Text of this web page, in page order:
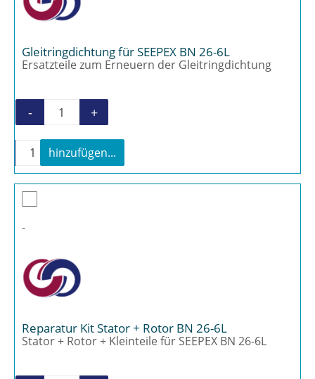
Gleitringdichtung für SEEPEX BN 26-6L
Ersatzteile zum Erneuern der Gleitringdichtung
Gleitringdichtung für SEEPEX BN 26-6L
- +
Gleitringdichtung für SEEPEX BN 26-6L Menge
+
hinzufügen...
-
Reparatur Kit Stator + Rotor BN 26-6L
Stator + Rotor + Kleinteile für SEEPEX BN 26-6L